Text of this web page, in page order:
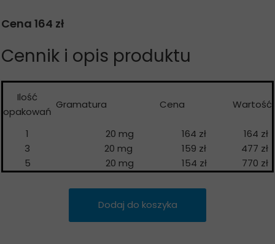
Cena 164 zł
Cennik i opis produktu
Ilość
opakowań
Gramatura Cena Wartość
1
3
5
20 mg
20 mg
20 mg
164 zł
159 zł
154 zł
164 zł
477 zł
770 zł
Dodaj do koszyka